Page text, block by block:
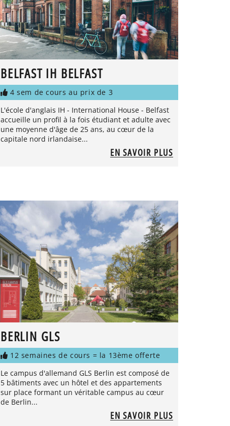
BELFAST IH BELFAST
4 sem de cours au prix de 3
L'école d'anglais IH - International House - Belfast
accueille un profil à la fois étudiant et adulte avec
une moyenne d'âge de 25 ans, au cœur de la
capitale nord irlandaise...
EN SAVOIR PLUS
BERLIN GLS
12 semaines de cours = la 13ème offerte
Le campus d'allemand GLS Berlin est composé de
5 bâtiments avec un hôtel et des appartements
sur place formant un véritable campus au cœur
de Berlin...
EN SAVOIR PLUS